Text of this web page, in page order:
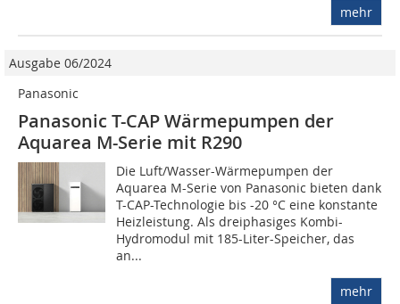
mehr
Ausgabe 06/2024
Panasonic
Panasonic T-CAP Wärme­pumpen der
Aquarea M-Serie mit R290
Die Luft/Wasser-Wärmepumpen der
Aquarea M-Serie von Panasonic bieten dank
T-CAP-Technologie bis -20 °C eine konstante
Heizleistung. Als dreiphasiges Kombi-
Hydromodul mit 185-Liter-Speicher, das
an...
mehr